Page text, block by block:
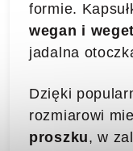
formie.
wegan i
jadalna
Dzięki
rozmiarowi
proszku, w